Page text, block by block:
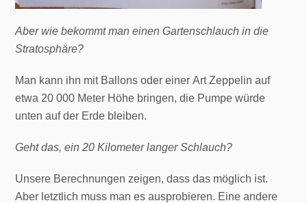
Aber wie bekommt man einen Gartenschlauch in die
Stratosphäre?
Man kann ihn mit Ballons oder einer Art Zeppelin auf
etwa 20 000 Meter Höhe bringen, die Pumpe würde
unten auf der Erde bleiben.
Geht das, ein 20 Kilometer langer Schlauch?
Unsere Berechnungen zeigen, dass das möglich ist.
Aber letztlich muss man es ausprobieren. Eine andere